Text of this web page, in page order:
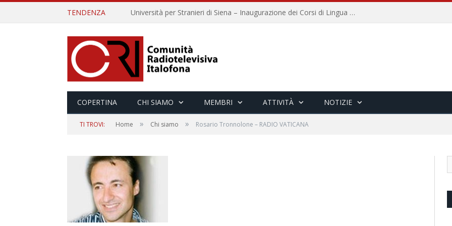
TENDENZA Università per Stranieri di Siena – Inaugurazione dei Corsi di Lingua e Cultura Italiana, 109a annata
COPERTINA CHI SIAMO MEMBRI ATTIVITÀ NOTIZIE
TI TROVI: Home » Chi siamo » Rosario Tronnolone – RADIO VATICANA